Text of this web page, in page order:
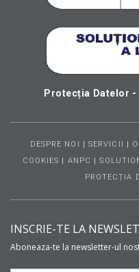
Protecția Datelor -
DESPRE NOI | SERVICII |
COOKIES | ANPC |
PROTECȚIA